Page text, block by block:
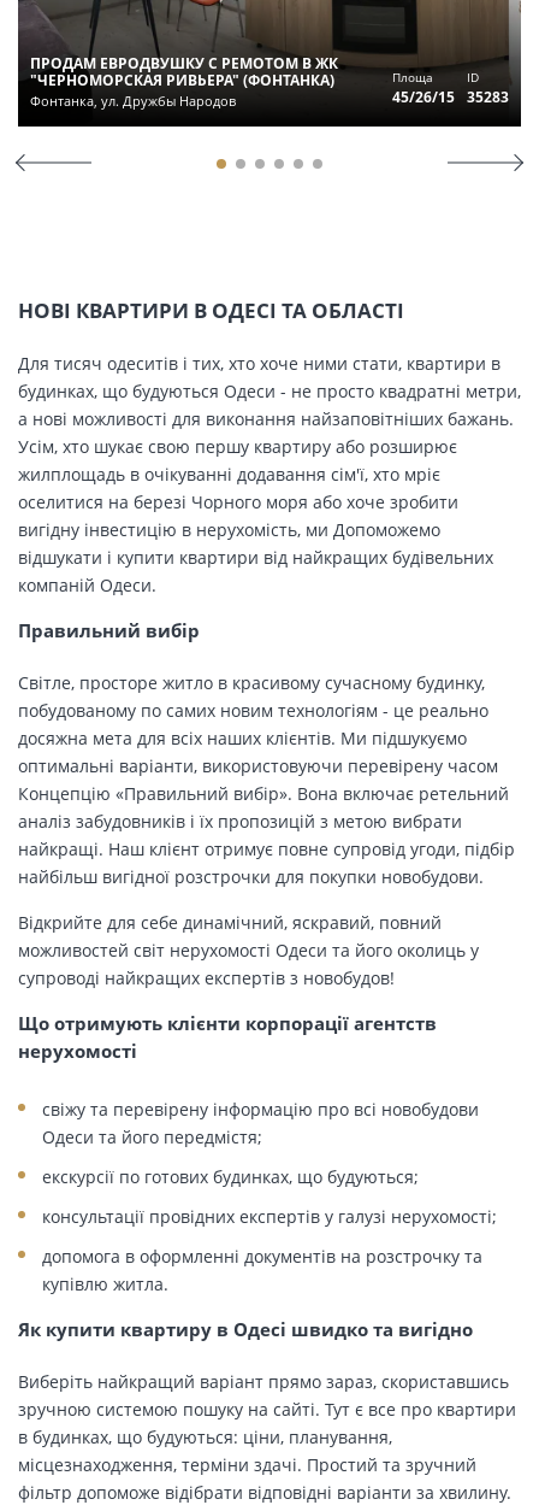
ПРОДАМ ЕВРОДВУШКУ С РЕМОТОМ В ЖК
"ЧЕРНОМОРСКАЯ РИВЬЕРА" (ФОНТАНКА)
Фонтанка, ул. Дружбы Народов
Площа
45/26/15
ID
35283
НОВІ КВАРТИРИ В ОДЕСІ ТА ОБЛАСТІ
Для тисяч одеситів і тих, хто хоче ними стати, квартири в
будинках, що будуються Одеси - не просто квадратні метри,
а нові можливості для виконання найзаповітніших бажань.
Усім, хто шукає свою першу квартиру або розширює
жилплощадь в очікуванні додавання сім'ї, хто мріє
оселитися на березі Чорного моря або хоче зробити
вигідну інвестицію в нерухомість, ми Допоможемо
відшукати і купити квартири від найкращих будівельних
компаній Одеси.
Правильний вибір
Світле, просторе житло в красивому сучасному будинку,
побудованому по самих новим технологіям - це реально
досяжна мета для всіх наших клієнтів. Ми підшукуємо
оптимальні варіанти, використовуючи перевірену часом
Концепцію «Правильний вибір». Вона включає ретельний
аналіз забудовників і їх пропозицій з метою вибрати
найкращі. Наш клієнт отримує повне супровід угоди, підбір
найбільш вигідної розстрочки для покупки новобудови.
Відкрийте для себе динамічний, яскравий, повний
можливостей світ нерухомості Одеси та його околиць у
супроводі найкращих експертів з новобудов!
Що отримують клієнти корпорації агентств
нерухомості
свіжу та перевірену інформацію про всі новобудови
Одеси та його передмістя;
екскурсії по готових будинках, що будуються;
консультації провідних експертів у галузі нерухомості;
допомога в оформленні документів на розстрочку та
купівлю житла.
Як купити квартиру в Одесі швидко та вигідно
Виберіть найкращий варіант прямо зараз, скориставшись
зручною системою пошуку на сайті. Тут є все про квартири
в будинках, що будуються: ціни, планування,
місцезнаходження, терміни здачі. Простий та зручний
фільтр допоможе відібрати відповідні варіанти за хвилину.